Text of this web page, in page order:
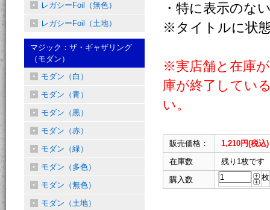
・特に表示のな
※タイトルに状
※実店舗と在庫
庫が終了してい
い。
販売価格：
1,210円(税込)
在庫数
残り1枚です
購入数
枚
レガシーFoil（無色）
レガシーFoil（土地）
マジック：ザ・ギャザリング
（モダン）
モダン（白）
モダン（青）
モダン（黒）
モダン（赤）
モダン（緑）
モダン（多色）
モダン（無色）
モダン（土地）